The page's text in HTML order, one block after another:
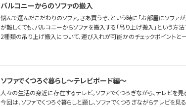
バルコニーからのソファの搬入
悩んで選んだこだわりのソファ。さあ買うぞ、という時に「お部屋にソファ
が難しくても、バルコニーからソファを搬入する「吊り上げ搬入」という
2種類の吊り上げ搬入について、運び入れが可能かのチェックポイントと
ソファでくつろぐ暮らし〜テレビボード編〜
人々の生活の身近に存在するテレビ。ソファでくつろぎながら、テレビを見
今回は、ソファでくつろぐ暮らしと題し、ソファでくつろぎながらテレビ